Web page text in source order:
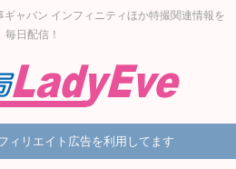
ャバン インフィニティほか特撮関連情報を
毎日配信！
ィリエイト広告を利用してます